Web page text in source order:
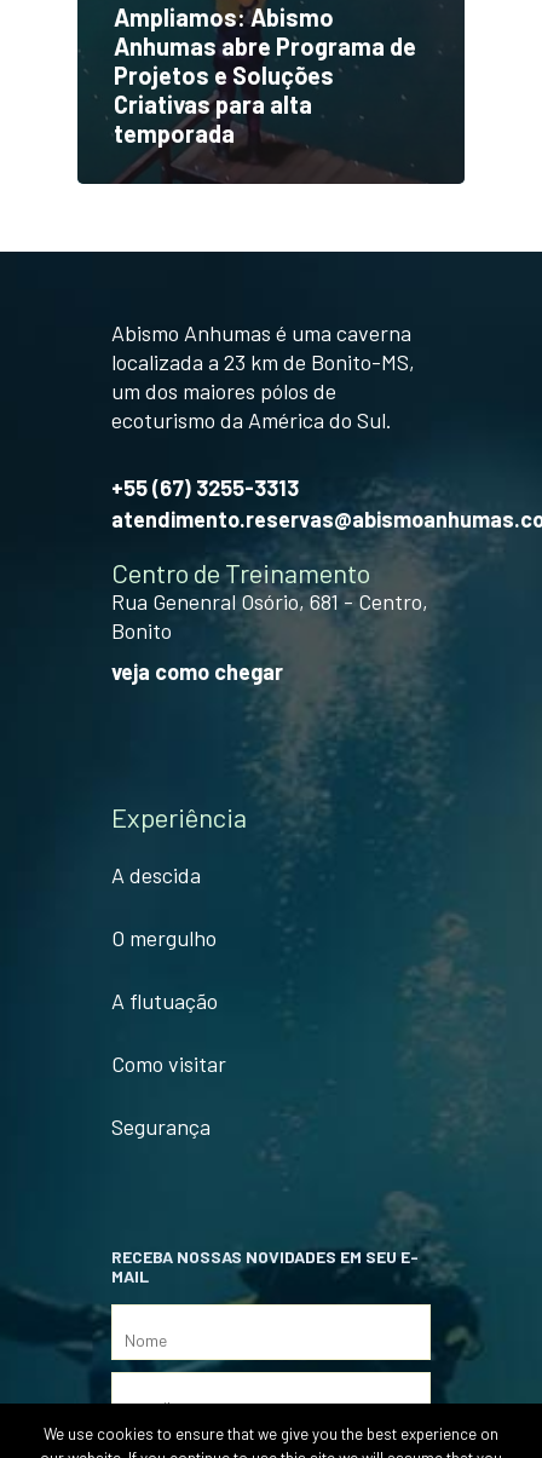
Ampliamos: Abismo
Anhumas abre Programa de
Projetos e Soluções
Criativas para alta
temporada
Abismo Anhumas é uma caverna
localizada a 23 km de Bonito-MS,
um dos maiores pólos de
ecoturismo da América do Sul.
+55 (67) 3255-3313
Centro de Treinamento
Rua Genenral Osório, 681 - Centro,
Bonito
veja como chegar
Experiência
A descida
O mergulho
A flutuação
Como visitar
Segurança
RECEBA NOSSAS NOVIDADES EM SEU E-
MAIL
We use cookies to ensure that we give you the best experience on